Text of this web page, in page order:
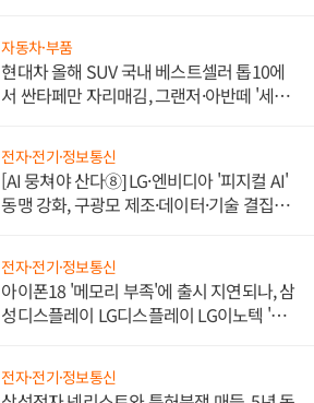
자동차·부품
현대차 올해 SUV 국내 베스트셀러 톱10에
서 싼타페만 자리매김, 그랜저·아반떼 '세단
전자·전기·정보통신
[AI 뭉쳐야 산다⑧] LG·엔비디아 '피지컬 AI'
동맹 강화, 구광모 제조·데이터·기술 결집
전자·전기·정보통신
아이폰18 '메모리 부족'에 출시 지연되나, 삼
성디스플레이 LG디스플레이 LG이노텍 '탈
전자·전기·정보통신